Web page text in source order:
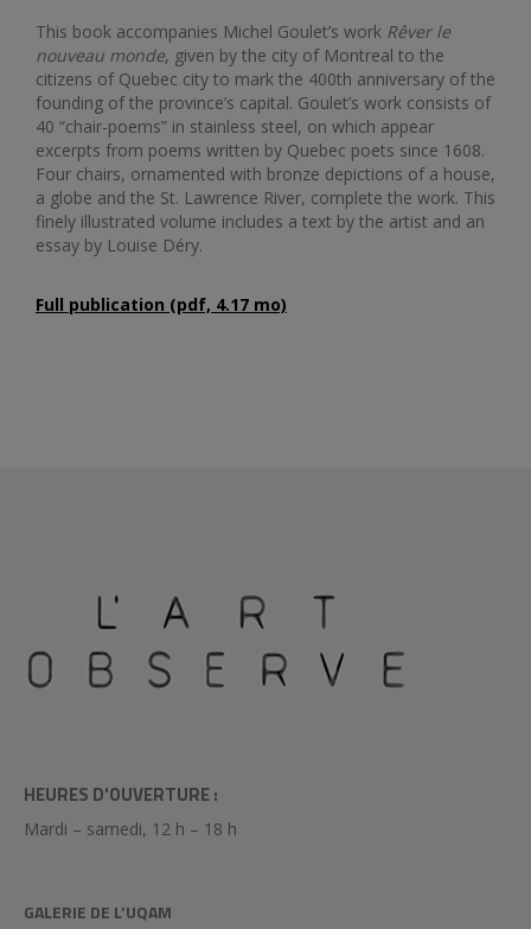
This book accompanies Michel Goulet’s work Rêver le
nouveau monde, given by the city of Montreal to the
citizens of Quebec city to mark the 400th anniversary of the
founding of the province’s capital. Goulet’s work consists of
40 “chair-poems” in stainless steel, on which appear
excerpts from poems written by Quebec poets since 1608.
Four chairs, ornamented with bronze depictions of a house,
a globe and the St. Lawrence River, complete the work. This
finely illustrated volume includes a text by the artist and an
essay by Louise Déry.
Full publication (pdf, 4.17 mo)
HEURES D'OUVERTURE :
Mardi – samedi, 12 h – 18 h
GALERIE DE L’UQAM